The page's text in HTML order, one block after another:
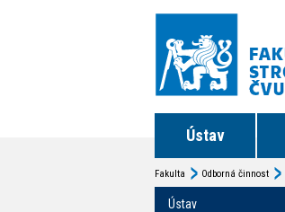
Ústav
Fakulta Odborná činnost
Ústav